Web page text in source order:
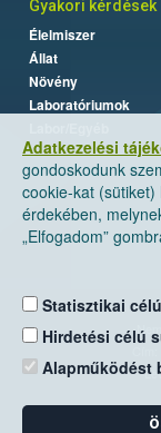
Adatkezelési
gondoskodunk
cookie-kat
érdekében,
„Elfogadom”
Statisztikai
Hirdetési célú
Alapműködést
Gyakori kérdések
Élelmiszer
Állat
Növény
Laboratóriumok